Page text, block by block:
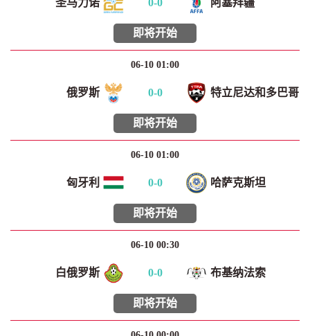
圣马力诺 0-0 阿塞拜疆
即将开始
06-10 01:00
俄罗斯 0-0 特立尼达和多巴哥
即将开始
06-10 01:00
匈牙利 0-0 哈萨克斯坦
即将开始
06-10 00:30
白俄罗斯 0-0 布基纳法索
即将开始